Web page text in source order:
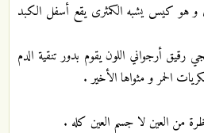
و هو كيس يشبه الكمثرى يقع أسفل الكبد
أرجواني اللون يقوم بدور تنقية الدم
الحمر و مثواها الأخير .